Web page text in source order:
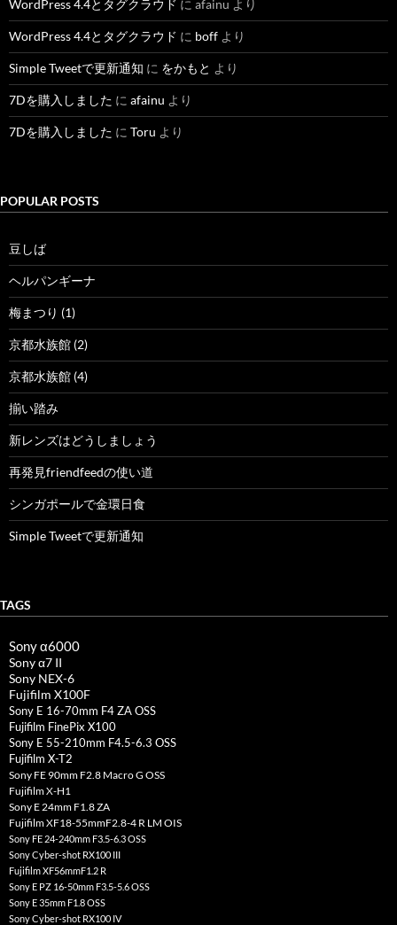
WordPress 4.4とタグクラウド に afainu より
WordPress 4.4とタグクラウド に boff より
Simple Tweetで更新通知 に をかもと より
7Dを購入しました に afainu より
7Dを購入しました に Toru より
POPULAR POSTS
豆しば
ヘルパンギーナ
梅まつり (1)
京都水族館 (2)
京都水族館 (4)
揃い踏み
新レンズはどうしましょう
再発見friendfeedの使い道
シンガポールで金環日食
Simple Tweetで更新通知
TAGS
Sony α6000
Sony α7 II
Sony NEX-6
Fujifilm X100F
Sony E 16-70mm F4 ZA OSS
Fujifilm FinePix X100
Sony E 55-210mm F4.5-6.3 OSS
Fujifilm X-T2
Sony FE 90mm F2.8 Macro G OSS
Fujifilm X-H1
Sony E 24mm F1.8 ZA
Fujifilm XF18-55mmF2.8-4 R LM OIS
Sony FE 24-240mm F3.5-6.3 OSS
Sony Cyber-shot RX100 III
Fujifilm XF56mmF1.2 R
Sony E PZ 16-50mm F3.5-5.6 OSS
Sony E 35mm F1.8 OSS
Sony Cyber-shot RX100 IV